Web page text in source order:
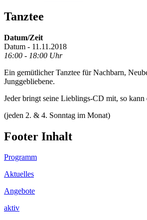
Tanztee
Datum/Zeit
Datum - 11.11.2018
16:00 - 18:00 Uhr
Ein gemütlicher Tanztee für Nachbarn,
Junggebliebene.
Jeder bringt seine Lieblings-CD mit, so kann
(jeden 2. & 4. Sonntag im Monat)
Footer Inhalt
Programm
Aktuelles
Angebote
aktiv